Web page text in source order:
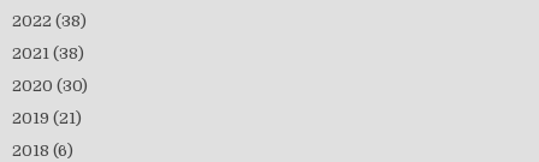
2022 (38)
2021 (38)
2020 (30)
2019 (21)
2018 (6)